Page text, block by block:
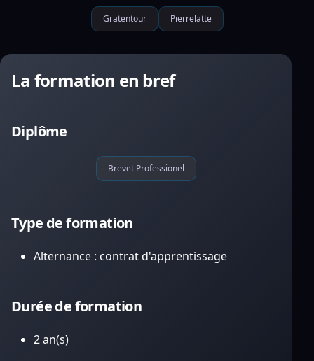
Gratentour Pierrelatte
La formation en bref
Diplôme
Brevet Professionel
Type de formation
Alternance : contrat d'apprentissage
Durée de formation
2 an(s)